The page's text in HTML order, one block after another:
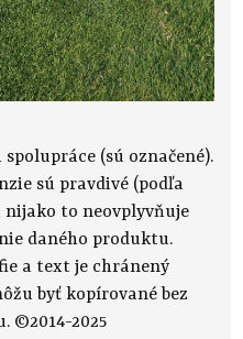
(sú označené).
sú pravdivé (podľa
to neovplyvňuje
daného produktu.
a text je chránený
byť kopírované bez
©2014-2025